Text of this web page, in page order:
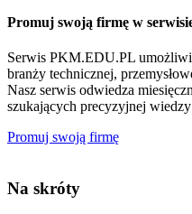
Promuj swoją firmę w
Serwis PKM.EDU.PL
branży technicznej,
Nasz serwis odwiedza
szukających precyzyjnej
Promuj swoją firmę
Na skróty